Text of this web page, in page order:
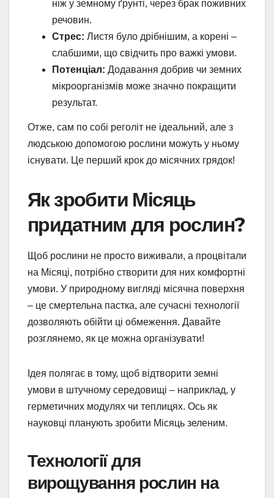
ніж у земному ґрунті, через брак поживних
речовин.
Стрес: Листя було дрібнішим, а корені –
слабшими, що свідчить про важкі умови.
Потенціал: Додавання добрив чи земних
мікроорганізмів може значно покращити
результат.
Отже, сам по собі реголіт не ідеальний, але з
людською допомогою рослини можуть у ньому
існувати. Це перший крок до місячних грядок!
Як зробити Місяць
придатним для рослин?
Щоб рослини не просто виживали, а процвітали
на Місяці, потрібно створити для них комфортні
умови. У природному вигляді місячна поверхня
– це смертельна пастка, але сучасні технології
дозволяють обійти ці обмеження. Давайте
розглянемо, як це можна організувати!
Ідея полягає в тому, щоб відтворити земні
умови в штучному середовищі – наприклад, у
герметичних модулях чи теплицях. Ось як
науковці планують зробити Місяць зеленим.
Технології для
вирощування рослин на